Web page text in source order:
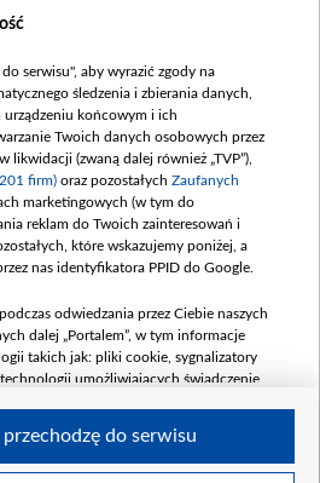
Dostępność
wewnętrznych
serwisu", aby wyrazić zgody na
śledzenia i zbierania danych,
końcowym i ich
Twoich danych osobowych przez
likwidacji (zwaną dalej również „TVP”),
firm) oraz pozostałych Zaufanych
marketingowych (w tym do
reklam do Twoich zainteresowań i
które wskazujemy poniżej, a
nas identyfikatora PPID do Google.
odwiedzania przez Ciebie naszych
dalej „Portalem”, w tym informacje
takich jak: pliki cookie, sygnalizatory
umożliwiających świadczenie
do serwisu